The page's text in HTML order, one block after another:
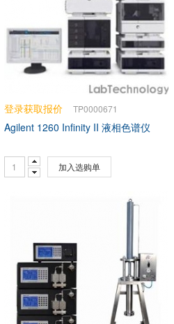
登录获取报价 TP0000671
Agilent 1260 Infinity II 液相色谱仪
加入选购单